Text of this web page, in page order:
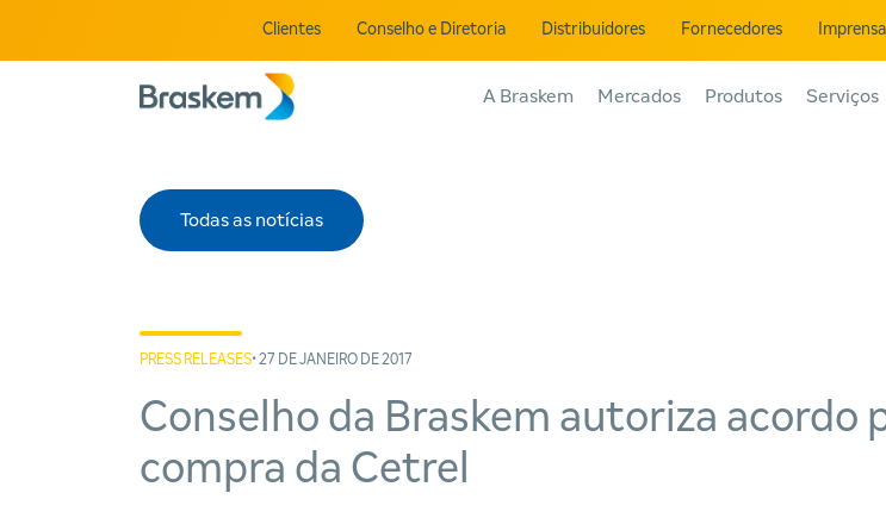
Clientes Conselho e Diretoria Distribuidores Fornecedores Imprensa
A Braskem Mercados Produtos Serviços
Todas as notícias
PRESS RELEASES• 27 DE JANEIRO DE 2017
Conselho da Braskem autoriza acordo
compra da Cetrel